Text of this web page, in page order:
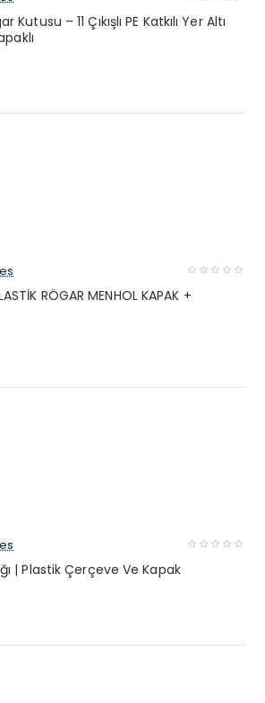
– 11 Çıkışlı PE Katkılı Yer Altı
RÖGAR MENHOL KAPAK +
| Plastik Çerçeve Ve Kapak